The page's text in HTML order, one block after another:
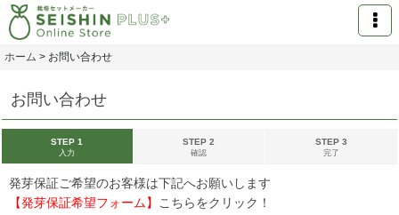
ホーム > お問い合わせ
お問い合わせ
STEP 1
入力
STEP 2
確認
STEP 3
完了
発芽保証ご希望のお客様は下記へお願いします
【発芽保証希望フォーム】
こちらをクリック！